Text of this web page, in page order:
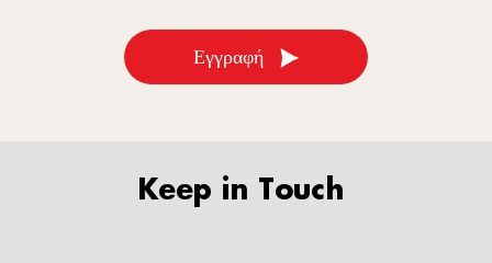
Εγγραφή
Keep in Touch